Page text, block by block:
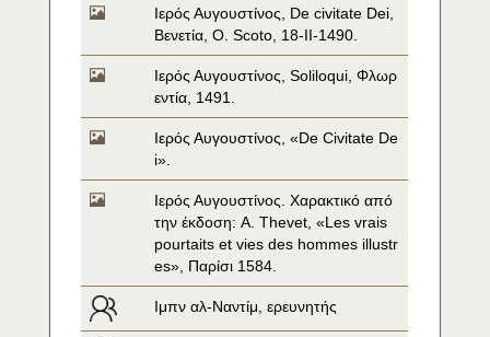
Ιερός Αυγουστίνος, De civitate Dei,
Βενετία, O. Scoto, 18-II-1490.
Ιερός Αυγουστίνος, Soliloqui, Φλωρ
εντία, 1491.
Ιερός Αυγουστίνος, «De Civitate De
i».
Ιερός Αυγουστίνος. Χαρακτικό από
την έκδοση: A. Thevet, «Les vrais
pourtaits et vies des hommes illustr
es», Παρίσι 1584.
Ιμπν αλ-Ναντίμ, ερευνητής